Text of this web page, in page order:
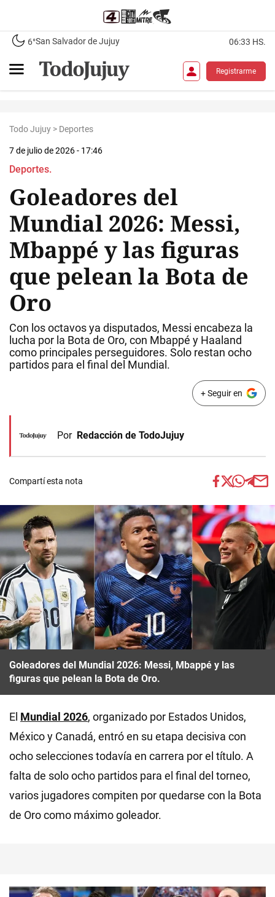
6°San Salvador de Jujuy 06:33 HS.
Registrarme
Todo Jujuy > Deportes
7 de julio de 2026 - 17:46
Deportes.
Goleadores del
Mundial 2026: Messi,
Mbappé y las figuras
que pelean la Bota de
Oro
Con los octavos ya disputados, Messi encabeza la
lucha por la Bota de Oro, con Mbappé y Haaland
como principales perseguidores. Solo restan ocho
partidos para el final del Mundial.
+ Seguir en
Por Redacción de TodoJujuy
Compartí esta nota
Goleadores del Mundial 2026: Messi, Mbappé y las
figuras que pelean la Bota de Oro.
El Mundial 2026, organizado por Estados Unidos,
México y Canadá, entró en su etapa decisiva con
ocho selecciones todavía en carrera por el título. A
falta de solo ocho partidos para el final del torneo,
varios jugadores compiten por quedarse con la Bota
de Oro como máximo goleador.